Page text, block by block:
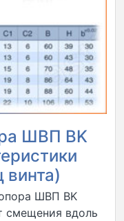
ШВП BK
винта)
ШВП BK
смещения вдоль